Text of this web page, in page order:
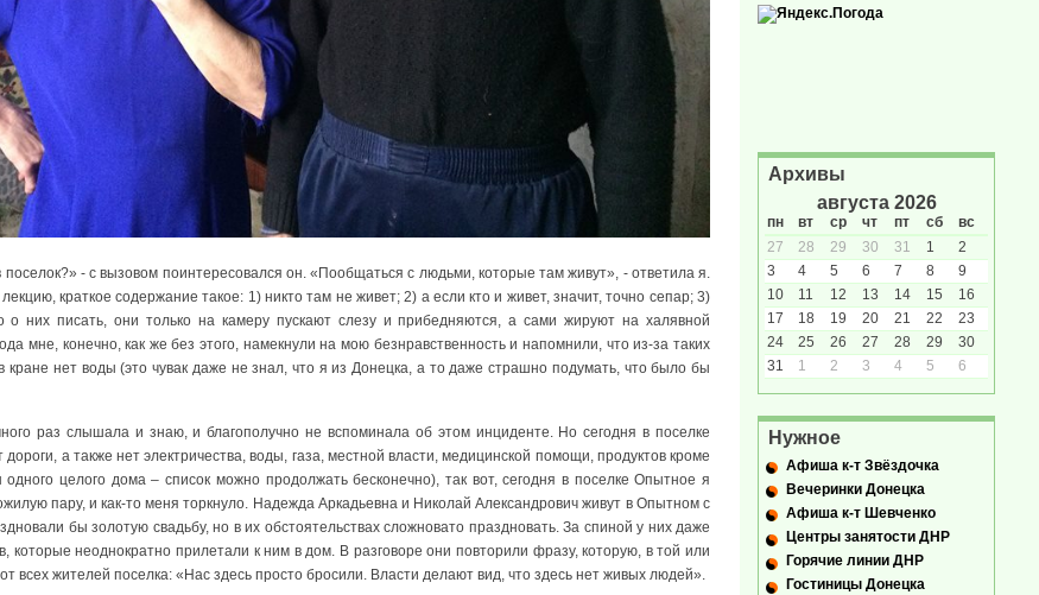
- с вызовом поинтересовался он. «Пообщаться с людьми, которые там живут», - ответила я.
краткое содержание такое: 1) никто там не живет; 2) а если кто и живет, значит, точно сепар; 3)
о них писать, они только на камеру пускают слезу и прибедняются, а сами жируют на халявной
мне, конечно, как же без этого, намекнули на мою безнравственность и напомнили, что из-за таких
кране нет воды (это чувак даже не знал, что я из Донецка, а то даже страшно подумать, что было бы
раз слышала и знаю, и благополучно не вспоминала об этом инциденте. Но сегодня в поселке
а также нет электричества, воды, газа, местной власти, медицинской помощи, продуктов кроме
одного целого дома – список можно продолжать бесконечно), так вот, сегодня в поселке Опытное я
пару, и как-то меня торкнуло. Надежда Аркадьевна и Николай Александрович живут в Опытном с
бы золотую свадьбу, но в их обстоятельствах сложновато праздновать. За спиной у них даже
которые неоднократно прилетали к ним в дом. В разговоре они повторили фразу, которую, в той или
всех жителей поселка: «Нас здесь просто бросили. Власти делают вид, что здесь нет живых людей».
Архивы
августа 2026
пн вт ср чт пт сб
вс
27
28 29 30 31 1
2
3
4 5 6 7 8
9
10
11 12 13 14 15
16
17
18 19 20 21 22
23
24
25 26 27 28 29
30
31
1 2 3 4 5 6
Нужное
Афиша к-т Звёздочка
Вечеринки Донецка
Афиша к-т Шевченко
Центры занятости ДНР
Горячие линии ДНР
Гостиницы Донецка